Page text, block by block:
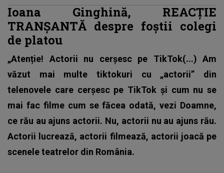
Ioana Ginghină, REACȚIE
TRANȘANTĂ despre foștii colegi
de platou
„Atenție! Actorii nu cerșesc pe TikTok(...) Am
văzut mai multe tiktokuri cu „actorii” din
telenovele care cerșesc pe TikTok și cum nu se
mai fac filme cum se făcea odată, vezi Doamne,
ce rău au ajuns actorii. Nu, actorii nu au ajuns rău.
Actorii lucrează, actorii filmează, actorii joacă pe
scenele teatrelor din România.